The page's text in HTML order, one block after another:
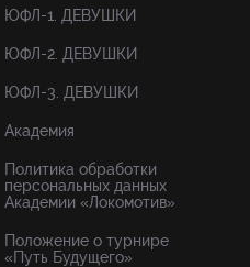
ЮФЛ-1. ДЕВУШКИ
ЮФЛ-2. ДЕВУШКИ
ЮФЛ-3. ДЕВУШКИ
Академия
Политика обработки
персональных данных
Академии «Локомотив»
Положение о турнире
«Путь Будущего»